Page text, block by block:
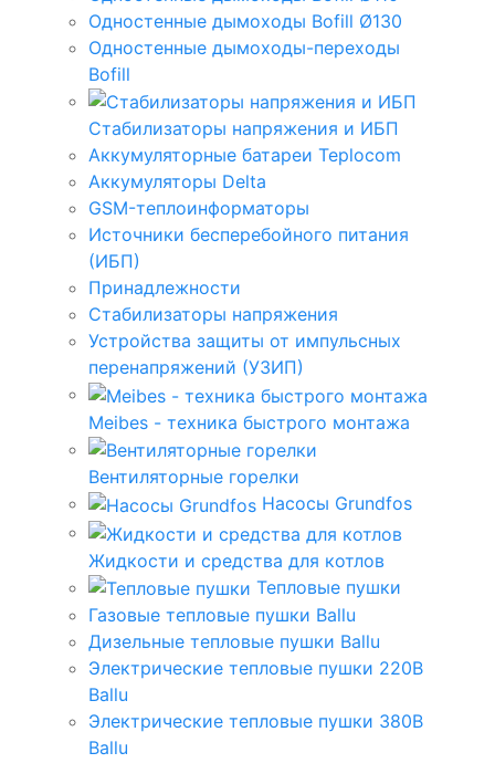
Одностенные дымоходы Bofill Ø130
Одностенные дымоходы-переходы
Bofill
Стабилизаторы напряжения и ИБП
Аккумуляторные батареи Teplocom
Аккумуляторы Delta
GSM-теплоинформаторы
Источники бесперебойного питания
(ИБП)
Принадлежности
Стабилизаторы напряжения
Устройства защиты от импульсных
перенапряжений (УЗИП)
Meibes - техника быстрого монтажа
Вентиляторные горелки
Насосы Grundfos
Жидкости и средства для котлов
Тепловые пушки
Газовые тепловые пушки Ballu
Дизельные тепловые пушки Ballu
Электрические тепловые пушки 220В
Ballu
Электрические тепловые пушки 380В
Ballu